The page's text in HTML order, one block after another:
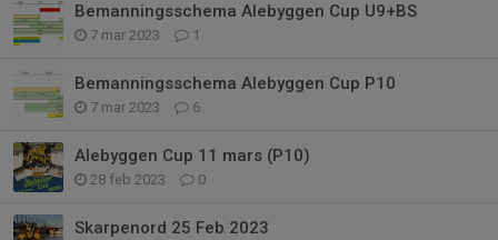
Bemanningsschema Alebyggen Cup U9+BS
7 mar 2023 1
Bemanningsschema Alebyggen Cup P10
7 mar 2023 6
Alebyggen Cup 11 mars (P10)
28 feb 2023 0
Skarpenord 25 Feb 2023